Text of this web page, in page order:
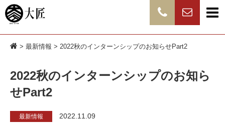
> 最新情報 > 2022秋のインターンシップのお知らせPart2
2022秋のインターンシップのお知ら
せPart2
最新情報 2022.11.09